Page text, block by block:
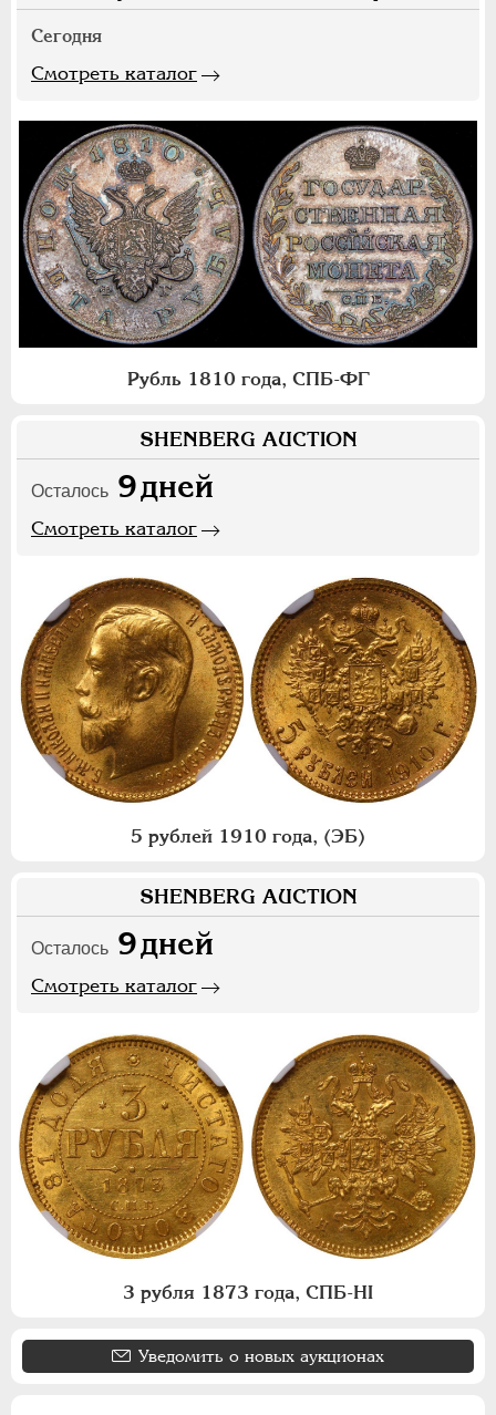
Сегодня
Смотреть каталог
Рубль 1810 года, СПБ-ФГ
SHENBERG AUCTION
Осталось 9дней
Смотреть каталог
5 рублей 1910 года, (ЭБ)
SHENBERG AUCTION
Осталось 9дней
Смотреть каталог
3 рубля 1873 года, СПБ-НI
Уведомить о новых аукционах